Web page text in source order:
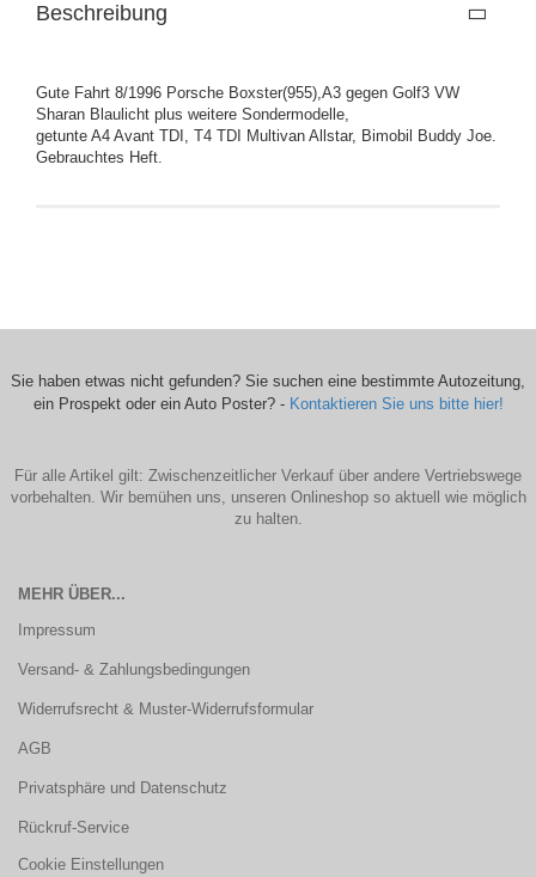
Beschreibung
Gute Fahrt 8/1996 Porsche Boxster(955),A3 gegen Golf3 VW
Sharan Blaulicht plus weitere Sondermodelle,
getunte A4 Avant TDI, T4 TDI Multivan Allstar, Bimobil Buddy Joe.
Gebrauchtes Heft.
Sie haben etwas nicht gefunden? Sie suchen eine bestimmte Autozeitung,
ein Prospekt oder ein Auto Poster? - Kontaktieren Sie uns bitte hier!
Für alle Artikel gilt: Zwischenzeitlicher Verkauf über andere Vertriebswege
vorbehalten. Wir bemühen uns, unseren Onlineshop so aktuell wie möglich
zu halten.
MEHR ÜBER...
Impressum
Versand- & Zahlungsbedingungen
Widerrufsrecht & Muster-Widerrufsformular
AGB
Privatsphäre und Datenschutz
Rückruf-Service
Cookie Einstellungen